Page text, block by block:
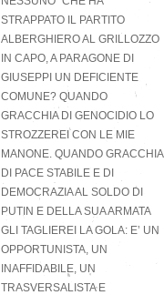
STRAPPATO IL PARTITO
ALBERGHIERO AL GRILLOZZO
IN CAPO, A PARAGONE DI
GIUSEPPI UN DEFICIENTE
COMUNE? QUANDO
GRACCHIA DI GENOCIDIO LO
STROZZEREI CON LE MIE
MANONE. QUANDO GRACCHIA
DI PACE STABILE E DI
DEMOCRAZIA AL SOLDO DI
PUTIN E DELLA SUA ARMATA
GLI TAGLIEREI LA GOLA: E’ UN
OPPORTUNISTA, UN
INAFFIDABILE, UN
TRASVERSALISTA E